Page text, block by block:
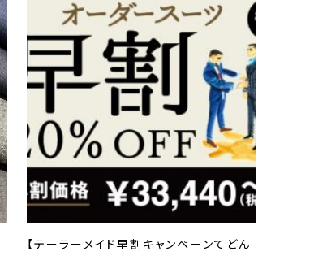
【テーラーメイド早割キャンペーンてどん